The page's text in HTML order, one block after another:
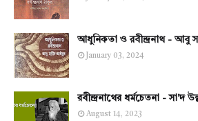
আধুনিকতা ও রবীন্দ্রনাথ - আবু
January 03, 2024
রবীন্দ্রনাথের ধর্মচেতনা - সা'দ
August 14, 2023